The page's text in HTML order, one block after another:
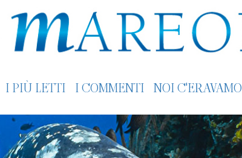
I PIÙ LETTI I COMMENTI NOI C'ERAVAMO